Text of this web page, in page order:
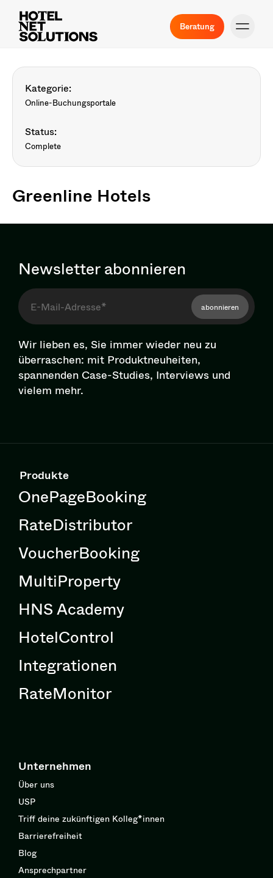
Beratung
Kategorie:
Online-Buchungsportale
Status:
Complete
Greenline Hotels
Newsletter abonnieren
abonnieren
Wir lieben es, Sie immer wieder neu zu
überraschen: mit Pro­dukt­neu­hei­ten,
spannenden Case-Studies, Interviews und
vielem mehr.
Produkte
OnePageBooking
RateDistributor
VoucherBooking
MultiProperty
HNS Academy
HotelControl
Integrationen
RateMonitor
Unternehmen
Über uns
USP
Triff deine zukünftigen Kolleg*innen
Barrierefreiheit
Blog
Ansprechpartner